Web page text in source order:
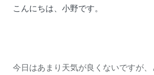
こんにちは、小野です。
今日はあまり天気が良くないですが、